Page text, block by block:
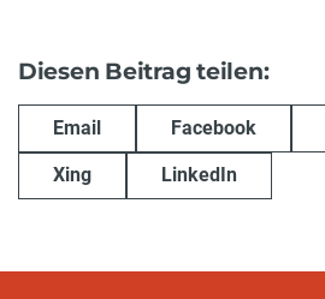
Diesen Beitrag teilen:
Email Facebook
Xing LinkedIn